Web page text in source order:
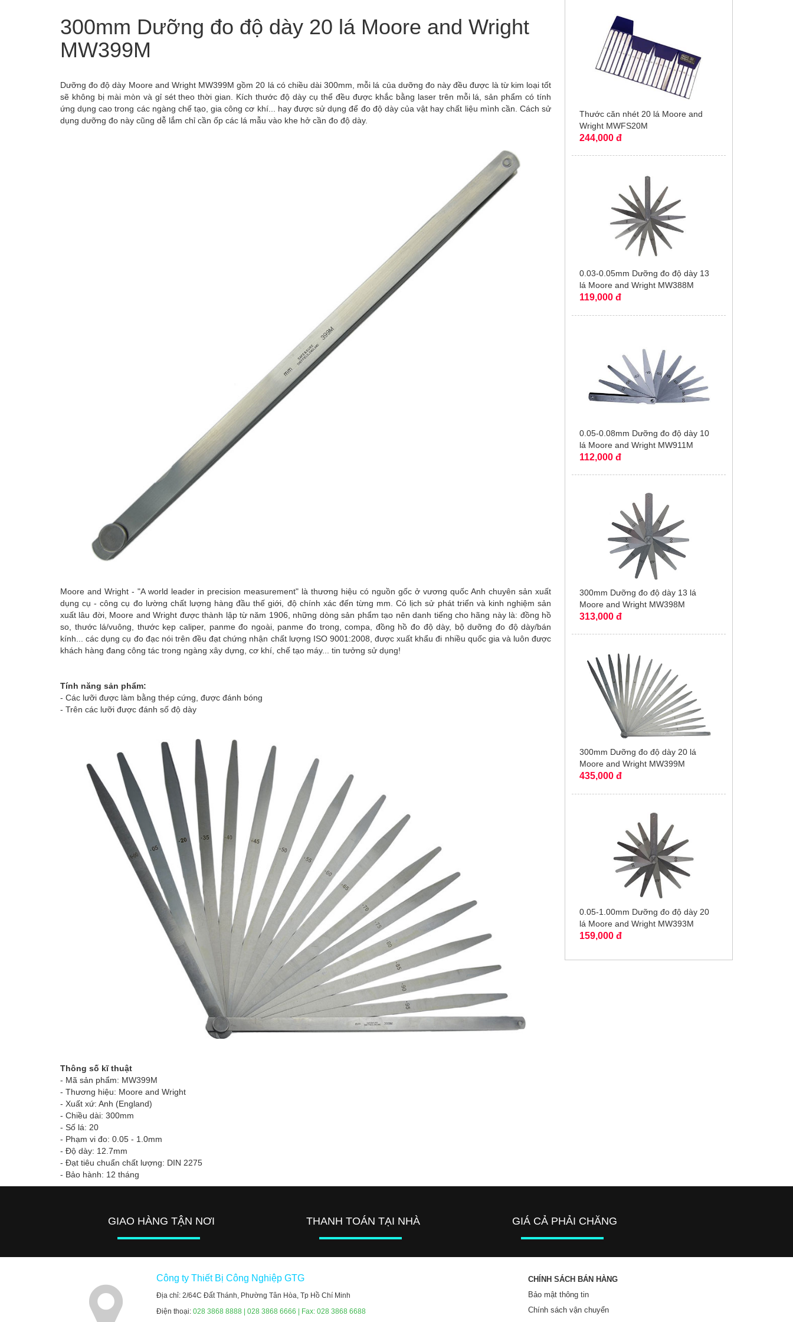
300mm Dưỡng đo độ dày 20 lá Moore and Wright
MW399M
Dưỡng đo độ dày Moore and Wright MW399M gồm 20 lá có chiều dài 300mm, mỗi lá của dưỡng đo này đều được là từ kim loại tốt
sẽ không bị mài mòn và gỉ sét theo thời gian. Kích thước độ dày cụ thể đều được khắc bằng laser trên mỗi lá, sản phẩm có tính
ứng dụng cao trong các ngàng chế tạo, gia công cơ khí... hay được sử dụng để đo độ dày của vật hay chất liệu mình cần. Cách sử
dụng dưỡng đo này cũng dễ lắm chỉ cần ốp các lá mẫu vào khe hở cần đo độ dày.
Moore and Wright - "A world leader in precision measurement" là thương hiệu có nguồn gốc ở vương quốc Anh chuyên sản xuất
dụng cụ - công cụ đo lường chất lượng hàng đầu thế giới, độ chính xác đến từng mm. Có lịch sử phát triển và kinh nghiệm sản
xuất lâu đời, Moore and Wright được thành lập từ năm 1906, những dòng sản phẩm tạo nên danh tiếng cho hãng này là: đồng hồ
so, thước lá/vuông, thước kẹp caliper, panme đo ngoài, panme đo trong, compa, đồng hồ đo độ dày, bộ dưỡng đo độ dày/bán
kính... các dụng cụ đo đạc nói trên đều đạt chứng nhận chất lượng ISO 9001:2008, được xuất khẩu đi nhiều quốc gia và luôn được
khách hàng đang công tác trong ngàng xây dựng, cơ khí, chế tạo máy... tin tưởng sử dụng!
Tính năng sản phẩm:
- Các lưỡi được làm bằng thép cứng, được đánh bóng
- Trên các lưỡi được đánh số độ dày
Thông số kĩ thuật
- Mã sản phẩm: MW399M
- Thương hiệu: Moore and Wright
- Xuất xứ: Anh (England)
- Chiều dài: 300mm
- Số lá: 20
- Phạm vi đo: 0.05 - 1.0mm
- Độ dày: 12.7mm
- Đạt tiêu chuẩn chất lượng: DIN 2275
- Bảo hành: 12 tháng
Thước căn nhét 20 lá Moore and
Wright MWFS20M
244,000 đ
0.03-0.05mm Dưỡng đo độ dày 13
lá Moore and Wright MW388M
119,000 đ
0.05-0.08mm Dưỡng đo độ dày 10
lá Moore and Wright MW911M
112,000 đ
300mm Dưỡng đo độ dày 13 lá
Moore and Wright MW398M
313,000 đ
300mm Dưỡng đo độ dày 20 lá
Moore and Wright MW399M
435,000 đ
0.05-1.00mm Dưỡng đo độ dày 20
lá Moore and Wright MW393M
159,000 đ
GIAO HÀNG TẬN NƠI THANH TOÁN TẠI NHÀ GIÁ CẢ PHẢI CHĂNG
Công ty Thiết Bị Công Nghiệp GTG
Địa chỉ: 2/64C Đất Thánh, Phường Tân Hòa, Tp Hồ Chí Minh
Điện thoại:028 3868 8888 | 028 3868 6666 | Fax: 028 3868 6688
CHÍNH SÁCH BÁN HÀNG
Bảo mật thông tin
Chính sách vận chuyển